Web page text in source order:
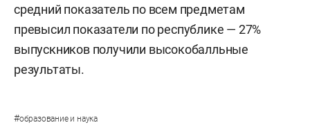
средний показатель по всем предметам
превысил показатели по республике — 27%
выпускников получили высокобалльные
результаты.
#образование и наука